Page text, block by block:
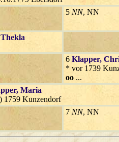
5 NN, NN
6 Klapper,
* vor 1739
oo ...
, Maria
1759 Kunzendorf
7 NN, NN